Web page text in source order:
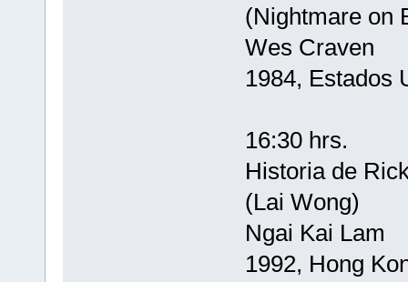
(Nightmare on
Wes Craven
1984, Estados
16:30 hrs.
Historia de
(Lai Wong)
Ngai Kai Lam
1992, Hong